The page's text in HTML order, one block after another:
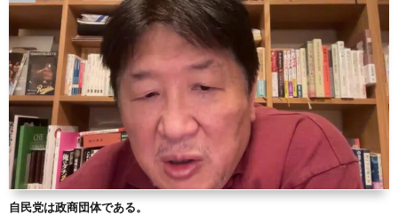
自民党は政商団体である。